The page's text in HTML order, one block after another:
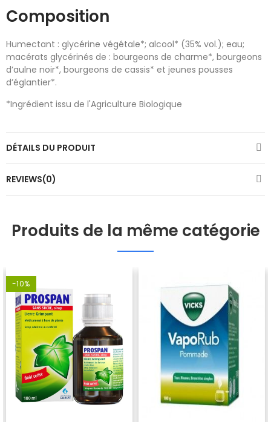
Composition
Humectant : glycérine végétale*; alcool* (35% vol.); eau;
macérats glycérinés de : bourgeons de charme*, bourgeons
d’aulne noir*, bourgeons de cassis* et jeunes pousses
d’églantier*.
*Ingrédient issu de l'Agriculture Biologique
DÉTAILS DU PRODUIT
REVIEWS(0)
Produits de la même catégorie
-10%